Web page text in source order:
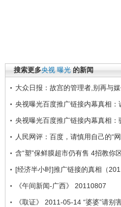
搜索更多央视 曝光 的新闻
大众日报：故宫的管理者,别再与媒
央视曝光百度推广链接内幕真相：
央视曝光百度推广链接内幕真相：
人民网评：百度，请慎用自己的“
含“塑”保鲜膜超市仍有售 4招教你
[经济半小时]推广链接的真相（
《午间新闻-广西》 20110807
《取证》 2011-05-14 “婆婆”请别